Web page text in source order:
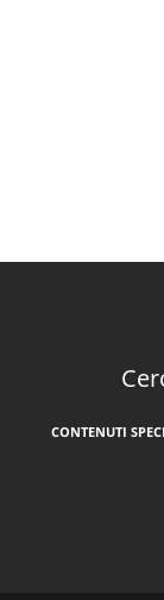
CONTENUTI